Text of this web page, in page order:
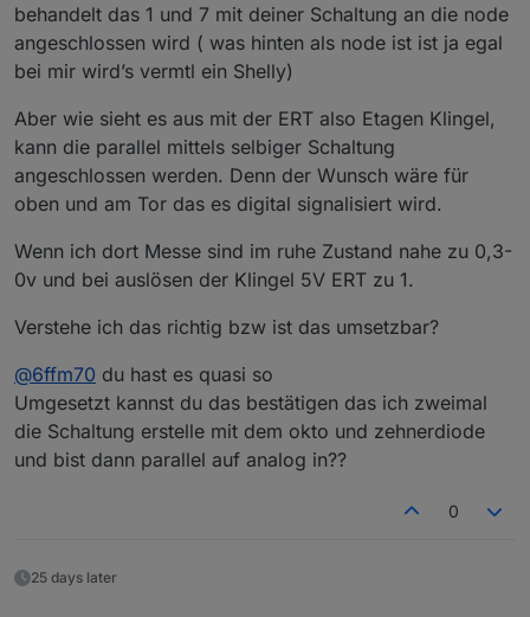
behandelt das 1 und 7 mit deiner Schaltung an die node
angeschlossen wird ( was hinten als node ist ist ja egal
bei mir wird’s vermtl ein Shelly)
Aber wie sieht es aus mit der ERT also Etagen Klingel,
kann die parallel mittels selbiger Schaltung
angeschlossen werden. Denn der Wunsch wäre für
oben und am Tor das es digital signalisiert wird.
Wenn ich dort Messe sind im ruhe Zustand nahe zu 0,3-
0v und bei auslösen der Klingel 5V ERT zu 1.
Verstehe ich das richtig bzw ist das umsetzbar?
@6ffm70 du hast es quasi so
Umgesetzt kannst du das bestätigen das ich zweimal
die Schaltung erstelle mit dem okto und zehnerdiode
und bist dann parallel auf analog in??
0
25 days later